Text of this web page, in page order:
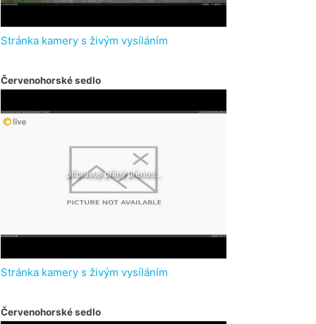
Stránka kamery s živým vysíláním
Červenohorské sedlo
Stránka kamery s živým vysíláním
Červenohorské sedlo